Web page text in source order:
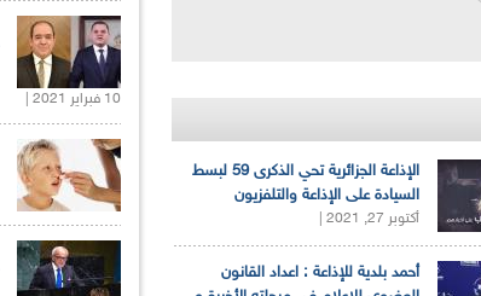
الإذاعة الجزائرية تحي الذكرى 59 لبسط
السيادة على الإذاعة والتلفزيون
أكتوبر 27, 2021 |
أحمد بلدية للإذاعة : اعداد القانون
10 فبراير 2021 |